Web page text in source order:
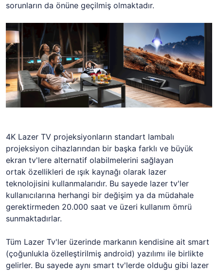
sorunların da önüne geçilmiş olmaktadır.
4K Lazer TV projeksiyonların standart lambalı
projeksiyon cihazlarından bir başka farklı ve büyük
ekran tv'lere alternatif olabilmelerini sağlayan
ortak özellikleri de ışık kaynağı olarak lazer
teknolojisini kullanmalarıdır. Bu sayede lazer tv'ler
kullanıcılarına herhangi bir değişim ya da müdahale
gerektirmeden 20.000 saat ve üzeri kullanım ömrü
sunmaktadırlar.
Tüm Lazer Tv'ler üzerinde markanın kendisine ait smart
(çoğunlukla özelleştirilmiş android) yazılımı ile birlikte
gelirler. Bu sayede aynı smart tv'lerde olduğu gibi lazer